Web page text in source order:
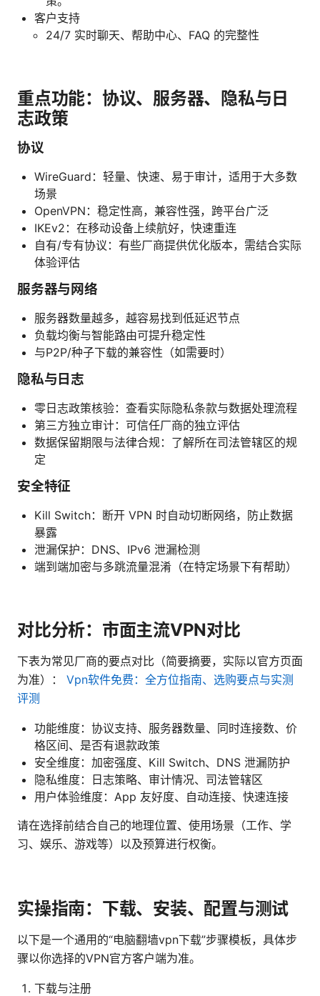
客户支持
24/7 实时聊天、帮助中心、FAQ 的完整性
重点功能：协议、服务器、隐私与日
志政策
协议
WireGuard：轻量、快速、易于审计，适用于大多数
场景
OpenVPN：稳定性高，兼容性强，跨平台广泛
IKEv2：在移动设备上续航好，快速重连
自有/专有协议：有些厂商提供优化版本，需结合实际
体验评估
服务器与网络
服务器数量越多，越容易找到低延迟节点
负载均衡与智能路由可提升稳定性
与P2P/种子下载的兼容性（如需要时）
隐私与日志
零日志政策核验：查看实际隐私条款与数据处理流程
第三方独立审计：可信任厂商的独立评估
数据保留期限与法律合规：了解所在司法管辖区的规
定
安全特征
Kill Switch：断开 VPN 时自动切断网络，防止数据
暴露
泄漏保护：DNS、IPv6 泄漏检测
端到端加密与多跳流量混淆（在特定场景下有帮助）
对比分析：市面主流VPN对比
下表为常见厂商的要点对比（简要摘要，实际以官方页面
为准）： Vpn软件免费：全方位指南、选购要点与实测
评测
功能维度：协议支持、服务器数量、同时连接数、价
格区间、是否有退款政策
安全维度：加密强度、Kill Switch、DNS 泄漏防护
隐私维度：日志策略、审计情况、司法管辖区
用户体验维度：App 友好度、自动连接、快速连接
请在选择前结合自己的地理位置、使用场景（工作、学
习、娱乐、游戏等）以及预算进行权衡。
实操指南：下载、安装、配置与测试
以下是一个通用的“电脑翻墙vpn下载”步骤模板，具体步
骤以你选择的VPN官方客户端为准。
下载与注册